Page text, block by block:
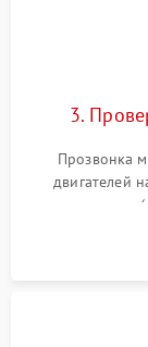
3.
Прозвонка
двигателей
концевика